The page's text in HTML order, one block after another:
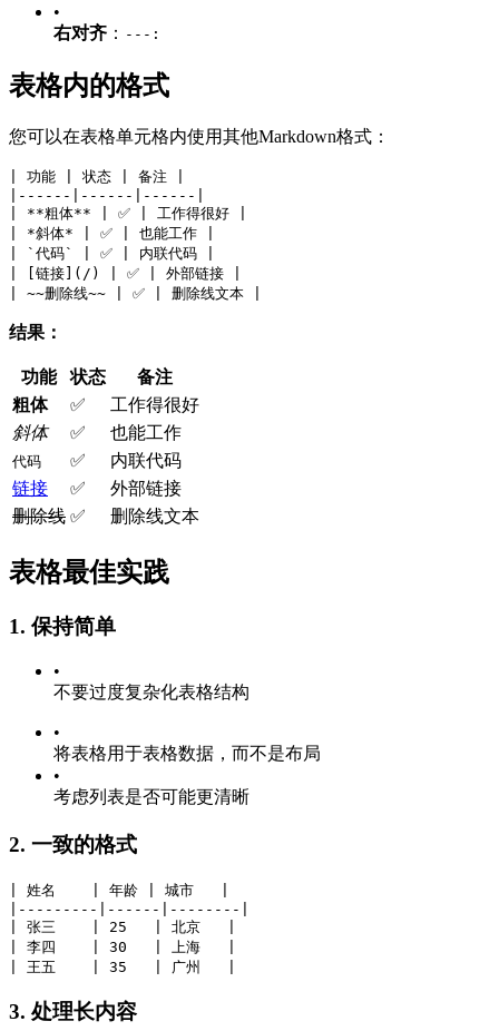
•
右对齐 ： ---:
表格内的格式
您可以在表格单元格内使用其他Markdown格式：
| 功能 | 状态 | 备注 |
|------|------|------|
| **粗体** | ✅ | 工作得很好 |
| *斜体* | ✅ | 也能工作 |
| `代码` | ✅ | 内联代码 |
| [链接](/) | ✅ | 外部链接 |
| ~~删除线~~ | ✅ | 删除线文本 |
结果：
功能 状态
备注
粗体
✅
工作得很好
斜体
✅ 也能工作
代码 ✅
内联代码
链接
✅
外部链接
删除线 ✅ 删除线文本
表格最佳实践
1. 保持简单
•
不要过度复杂化表格结构
•
将表格用于表格数据，而不是布局
•
考虑列表是否可能更清晰
2. 一致的格式
| 姓名    | 年龄 | 城市   |
|---------|------|--------|
| 张三    | 25   | 北京   |
| 李四    | 30   | 上海   |
| 王五    | 35   | 广州   |
3. 处理长内容